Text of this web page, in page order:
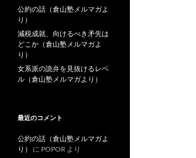
公約の話（倉山塾メルマガよ
り）
減税成就、向けるべき矛先は
どこか（倉山塾メルマガよ
り）
女系派の詭弁を見抜けるレベ
ル（倉山塾メルマガより）
最近のコメント
公約の話（倉山塾メルマガよ
り）
に POPOR より